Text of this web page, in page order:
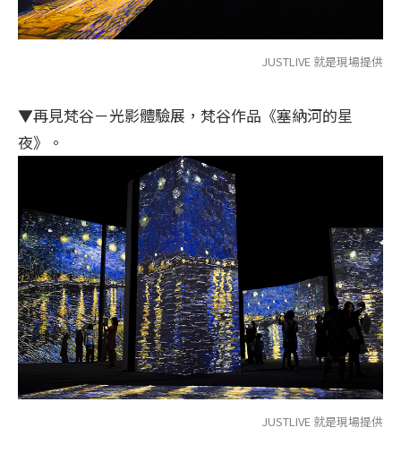
JUSTLIVE 就是現場提供
▼再見梵谷－光影體驗展，梵谷作品《塞納河的星
夜》。
JUSTLIVE 就是現場提供